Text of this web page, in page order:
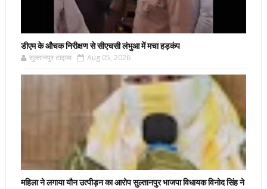
डीएम के औचक निरीक्षण से सीएचसी लंभुआ में मचा हड़कंप
सुल्तानपुर टाइम्स Aug 05, 2026
महिला ने लगाया यौन उत्पीड़न का आरोप सुल्तानपुर भाजपा विधायक विनोद सिंह ने